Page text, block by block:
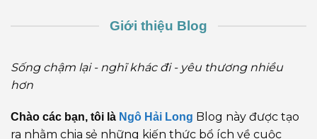
Giới thiệu Blog
Sống chậm lại - nghĩ khác đi - yêu thương nhiều
hơn
Chào các bạn, tôi là Ngô Hải Long Blog này được tạo
ra nhằm chia sẻ những kiến thức bổ ích về cuộc